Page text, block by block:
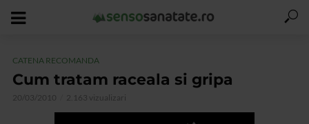
CATENA RECOMANDA
Cum tratam raceala si gripa
20/03/2010 2.163 vizualizari